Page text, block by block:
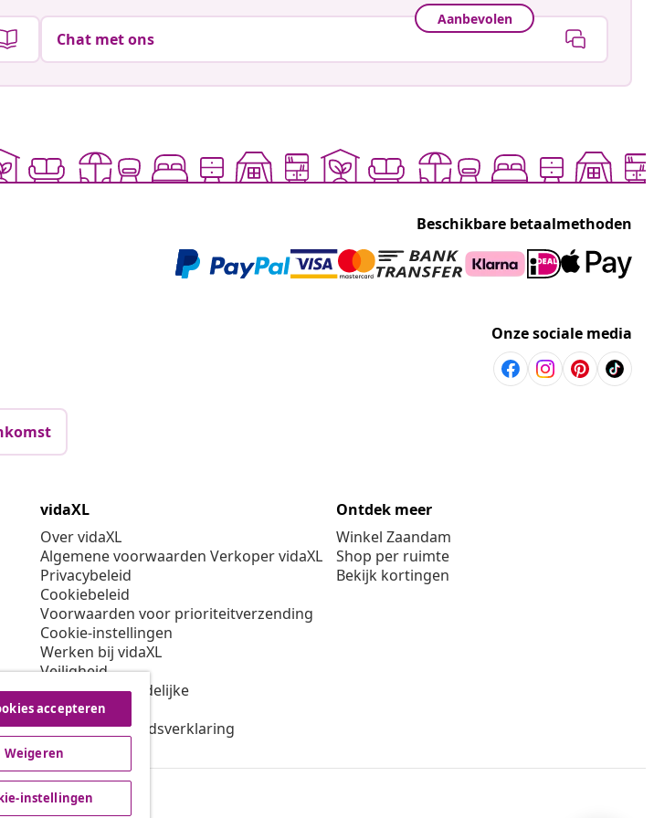
Aanbevolen
Chat met ons
Beschikbare betaalmethoden
Onze sociale media
vidaXL
Over vidaXL
Algemene voorwaarden Verkoper vidaXL
Privacybeleid
Cookiebeleid
Voorwaarden voor prioriteitverzending
Cookie-instellingen
Werken bij vidaXL
Veiligheid
EU verantwoordelijke
Beleid voor EPR
Toegankelijkheidsverklaring
Ontdek meer
Winkel Zaandam
Shop per ruimte
Bekijk kortingen
accepteren
Weigeren
instellingen